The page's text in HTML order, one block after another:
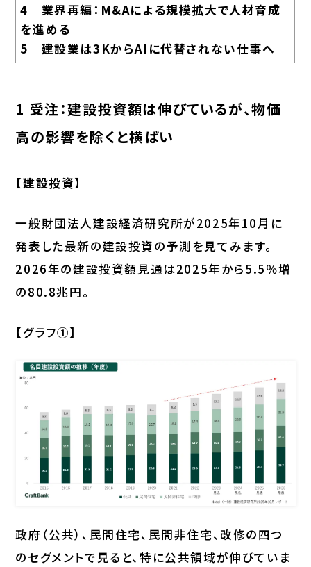
4 業界再編：M&Aによる規模拡大で人材育成
を進める
5 建設業は3KからAIに代替されない仕事へ
1 受注：建設投資額は伸びているが、物価
高の影響を除くと横ばい
【建設投資】
一般財団法人建設経済研究所が2025年10月に
発表した最新の建設投資の予測を見てみます。
2026年の建設投資額見通は2025年から5.5％増
の80.8兆円。
【グラフ①】
政府（公共）、民間住宅、民間非住宅、改修の四つ
のセグメントで見ると、特に公共領域が伸びていま